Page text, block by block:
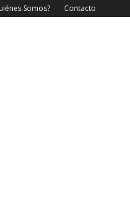
Somos? Contacto